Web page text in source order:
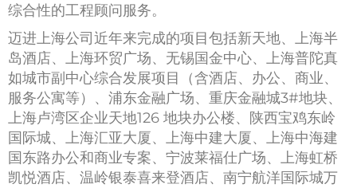
综合性的工程顾问服务。
迈进上海公司近年来完成的项目包括新天地、上海半
岛酒店、上海环贸广场、无锡国金中心、上海普陀真
如城市副中心综合发展项目（含酒店、办公、商业、
服务公寓等）、浦东金融广场、重庆金融城3#地块、
上海卢湾区企业天地126 地块办公楼、陕西宝鸡东岭
国际城、上海汇亚大厦、上海中建大厦、上海中海建
国东路办公和商业专案、宁波莱福仕广场、上海虹桥
凯悦酒店、温岭银泰喜来登酒店、南宁航洋国际城万